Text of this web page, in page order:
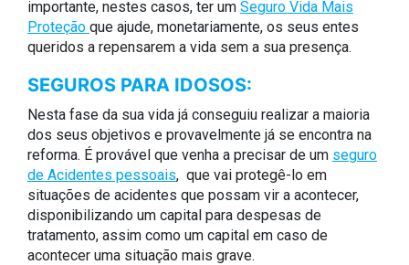
importante, nestes casos, ter um Seguro Vida Mais
Proteção que ajude, monetariamente, os seus entes
queridos a repensarem a vida sem a sua presença.
SEGUROS PARA IDOSOS:
Nesta fase da sua vida já conseguiu realizar a maioria
dos seus objetivos e provavelmente já se encontra na
reforma. É provável que venha a precisar de um seguro
de Acidentes pessoais, que vai protegê-lo em
situações de acidentes que possam vir a acontecer,
disponibilizando um capital para despesas de
tratamento, assim como um capital em caso de
acontecer uma situação mais grave.